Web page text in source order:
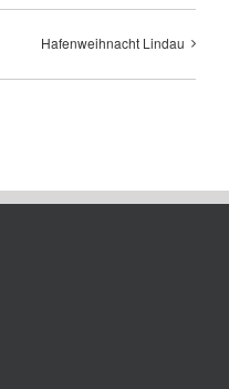
Hafenweihnacht Lindau